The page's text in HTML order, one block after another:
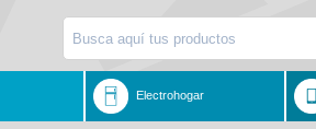
Electrohogar